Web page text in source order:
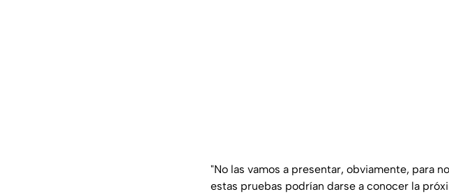
"No las vamos a presentar, obviamente, para
estas pruebas podrían darse a conocer la